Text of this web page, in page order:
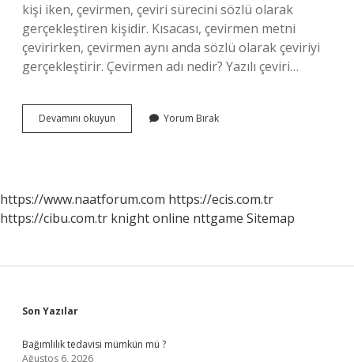
kişi iken, çevirmen, çeviri sürecini sözlü olarak
gerçekleştiren kişidir. Kısacası, çevirmen metni
çevirirken, çevirmen aynı anda sözlü olarak çeviriyi
gerçekleştirir. Çevirmen adı nedir? Yazılı çeviri…
Devamını okuyun Tercümanın
Anlamı
Yorum Bırak
https://www.naatforum.com https://ecis.com.tr
https://cibu.com.tr knight online nttgame Sitemap
Sidebar
Son Yazılar
Bağımlılık tedavisi mümkün mü ?
Ağustos 6, 2026